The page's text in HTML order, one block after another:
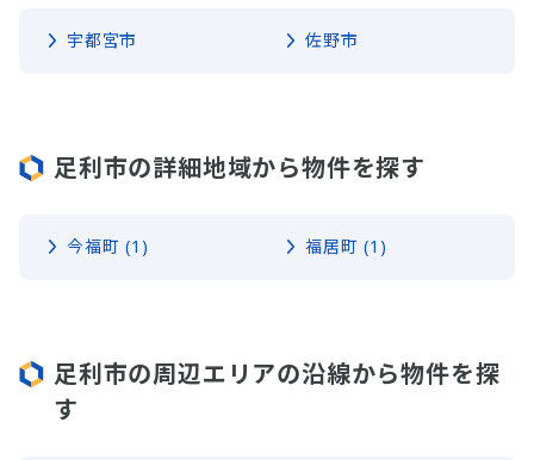
宇都宮市 佐野市
足利市の詳細地域から物件を探す
今福町 (1) 福居町 (1)
足利市の周辺エリアの沿線から物件を探
す